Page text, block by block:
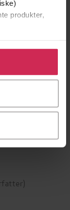
produkter,
til å
kan også
ved å klikke
lykkelig familie